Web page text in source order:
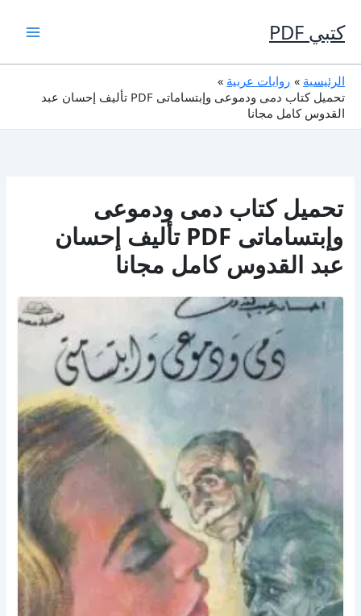
إلى
المحتوى
كتبي PDF
الرئيسية
روايات عربية
تحميل كتاب دمى ودموعى وإبتساماتى PDF تأليف إحسان عبد
القدوس كامل مجانا
تحميل كتاب دمى ودموعى
وإبتساماتى PDF تأليف إحسان
عبد القدوس كامل مجانا